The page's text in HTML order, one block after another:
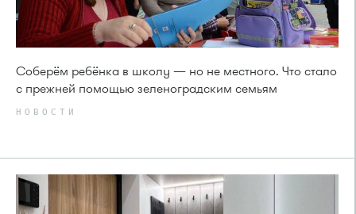
Соберём ребёнка в школу — но не местного. Что стало
с прежней помощью зеленоградским семьям
НОВОСТИ